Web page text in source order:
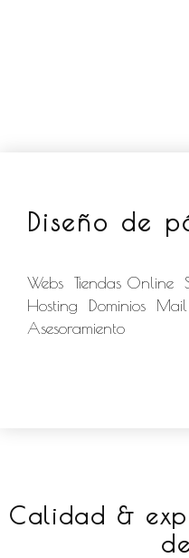
Diseño de
Webs Tiendas Online
Hosting Dominios
Asesoramiento
Calidad &